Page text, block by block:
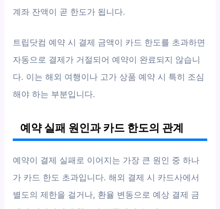
계좌 잔액이 곧 한도가 됩니다.
트립닷컴 예약 시 결제 금액이 카드 한도를 초과하면
자동으로 결제가 거절되어 예약이 완료되지 않습니
다. 이는 해외 여행이나 고가 상품 예약 시 특히 조심
해야 하는 부분입니다.
예약 실패 원인과 카드 한도의 관계
예약이 결제 실패로 이어지는 가장 큰 원인 중 하나
가 카드 한도 초과입니다. 해외 결제 시 카드사에서
별도의 제한을 걸거나, 환율 변동으로 예상 결제 금